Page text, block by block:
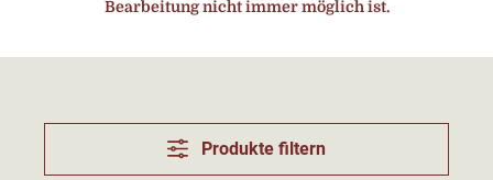
Bearbeitung nicht immer möglich ist.
Produkte filtern